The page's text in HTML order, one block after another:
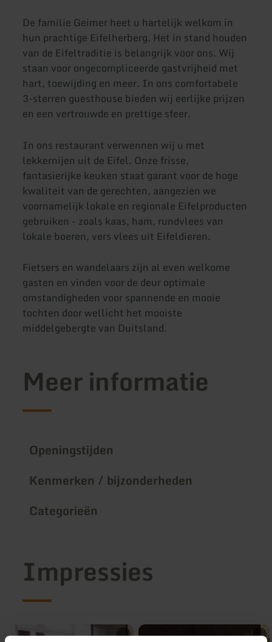
De familie Geimer heet u hartelijk welkom in
hun prachtige Eifelherberg. Het in stand houden
van de Eifeltraditie is belangrijk voor ons. Wij
staan voor ongecompliceerde gastvrijheid met
hart, toewijding en meer. In ons comfortabele
3-sterren guesthouse bieden wij eerlijke prijzen
en een vertrouwde en prettige sfeer.
In ons restaurant verwennen wij u met
lekkernijen uit de Eifel. Onze frisse,
fantasierijke keuken staat garant voor de hoge
kwaliteit van de gerechten, aangezien we
voornamelijk lokale en regionale Eifelproducten
gebruiken - zoals kaas, ham, rundvlees van
lokale boeren, vers vlees uit Eifeldieren.
Fietsers en wandelaars zijn al even welkome
gasten en vinden voor de deur optimale
omstandigheden voor spannende en mooie
tochten door wellicht het mooiste
middelgebergte van Duitsland.
Meer informatie
Openingstijden
Kenmerken / bijzonderheden
Categorieën
Impressies